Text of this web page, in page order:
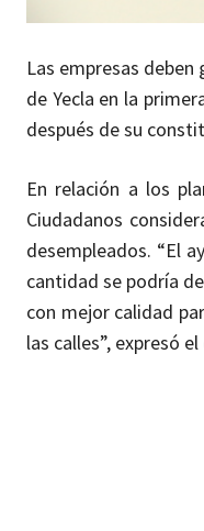
Las empresas
de Yecla en la
después de su
En relación a los
Ciudadanos
desempleados. “El
cantidad se podría
con mejor calidad
las calles”, expresó